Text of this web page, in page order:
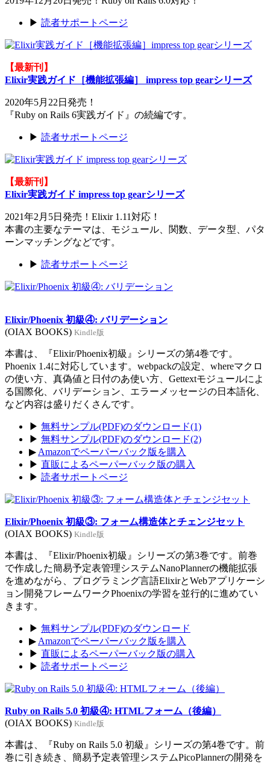
▶ 読者サポートページ
【最新刊】
Elixir実践ガイド［機能拡張編］ impress top gearシリーズ
2020年5月22日発売！
『Ruby on Rails 6実践ガイド』の続編です。
▶ 読者サポートページ
【最新刊】
Elixir実践ガイド impress top gearシリーズ
2021年2月5日発売！Elixir 1.11対応！
本書の主要なテーマは、モジュール、関数、データ型、パタ
ーンマッチングなどです。
▶ 読者サポートページ
Elixir/Phoenix 初級④: バリデーション
(OIAX BOOKS) Kindle版
本書は、『Elixir/Phoenix初級』シリーズの第4巻です。
Phoenix 1.4に対応しています。webpackの設定、whereマクロ
の使い方、真偽値と日付のあ使い方、Gettextモジュールによ
る国際化、バリデーション、エラーメッセージの日本語化、
など内容は盛りだくさんです。
▶ 無料サンプル(PDF)のダウンロード(1)
▶ 無料サンプル(PDF)のダウンロード(2)
▶ Amazonでペーパーバック版を購入
▶ 直販によるペーパーバック版の購入
▶ 読者サポートページ
Elixir/Phoenix 初級③: フォーム構造体とチェンジセット
(OIAX BOOKS) Kindle版
本書は、『Elixir/Phoenix初級』シリーズの第3巻です。前巻
で作成した簡易予定表管理システムNanoPlannerの機能拡張
を進めながら、プログラミング言語ElixirとWebアプリケーシ
ョン開発フレームワークPhoenixの学習を並行的に進めてい
きます。
▶ 無料サンプル(PDF)のダウンロード
▶ Amazonでペーパーバック版を購入
▶ 直販によるペーパーバック版の購入
▶ 読者サポートページ
Ruby on Rails 5.0 初級④: HTMLフォーム（後編）
(OIAX BOOKS) Kindle版
本書は、『Ruby on Rails 5.0 初級』シリーズの第4巻です。前
巻に引き続き、簡易予定表管理システムPicoPlannerの開発を